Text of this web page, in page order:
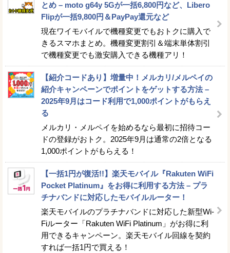
とめ – moto g64y 5Gが一括6,800円など、Libero
Flipが一括9,800円＆PayPay還元など
現在ワイモバイルで機種変更でもおトクに購入で
きるスマホまとめ。機種変更割引＆端末単体割引
で機種変更でも激安購入できる機種アリ！
【紹介コードあり】増量中！メルカリ/メルペイの
紹介キャンペーンでポイントをゲットする方法 –
2025年9月はコード利用で1,000ポイントがもらえ
る
メルカリ・メルペイを始めるなら最初に招待コー
ドの登録がおトク。2025年9月は通常の2倍となる
1,000ポイントがもらえる！
【一括1円が復活!!】楽天モバイル『Rakuten WiFi
Pocket Platinum』をお得に利用する方法 – プラ
チナバンドに対応したモバイルルーター！
楽天モバイルのプラチナバンドに対応した新型Wi-
Fiルーター「Rakuten WiFi Platinum」がお得に利
用できるキャンペーン。楽天モバイル回線を契約
すれば一括1円で買える！